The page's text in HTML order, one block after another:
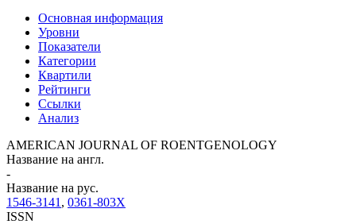
Основная информация
Уровни
Показатели
Категории
Квартили
Рейтинги
Ссылки
Анализ
AMERICAN JOURNAL OF ROENTGENOLOGY
Название на англ.
-
Название на рус.
1546-3141 , 0361-803X
ISSN